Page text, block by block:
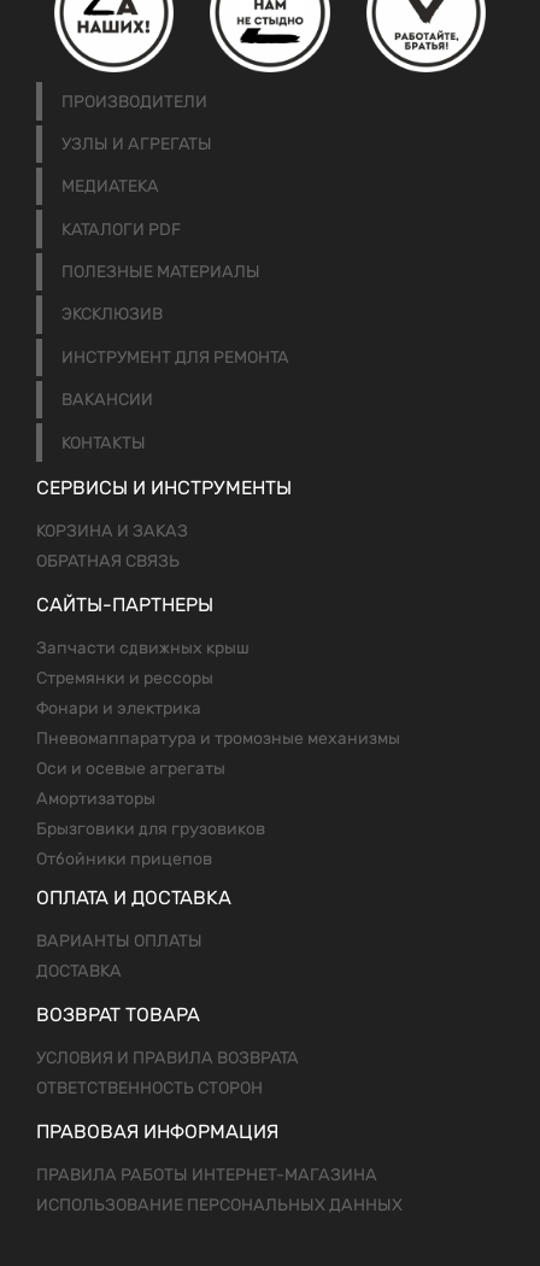
ПРОИЗВОДИТЕЛИ
УЗЛЫ И АГРЕГАТЫ
МЕДИАТЕКА
КАТАЛОГИ PDF
ПОЛЕЗНЫЕ МАТЕРИАЛЫ
ЭКСКЛЮЗИВ
ИНСТРУМЕНТ ДЛЯ РЕМОНТА
ВАКАНСИИ
КОНТАКТЫ
СЕРВИСЫ И ИНСТРУМЕНТЫ
КОРЗИНА И ЗАКАЗ
ОБРАТНАЯ СВЯЗЬ
САЙТЫ-ПАРТНЕРЫ
Запчасти сдвижных крыш
Стремянки и рессоры
Фонари и электрика
Пневомаппаратура и тромозные механизмы
Оси и осевые агрегаты
Амортизаторы
Брызговики для грузовиков
Отбойники прицепов
ОПЛАТА И ДОСТАВКА
ВАРИАНТЫ ОПЛАТЫ
ДОСТАВКА
ВОЗВРАТ ТОВАРА
УСЛОВИЯ И ПРАВИЛА ВОЗВРАТА
ОТВЕТСТВЕННОСТЬ СТОРОН
ПРАВОВАЯ ИНФОРМАЦИЯ
ПРАВИЛА РАБОТЫ ИНТЕРНЕТ-МАГАЗИНА
ИСПОЛЬЗОВАНИЕ ПЕРСОНАЛЬНЫХ ДАННЫХ